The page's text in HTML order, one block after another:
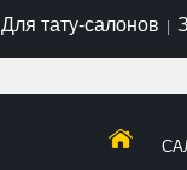
Для тату-салонов